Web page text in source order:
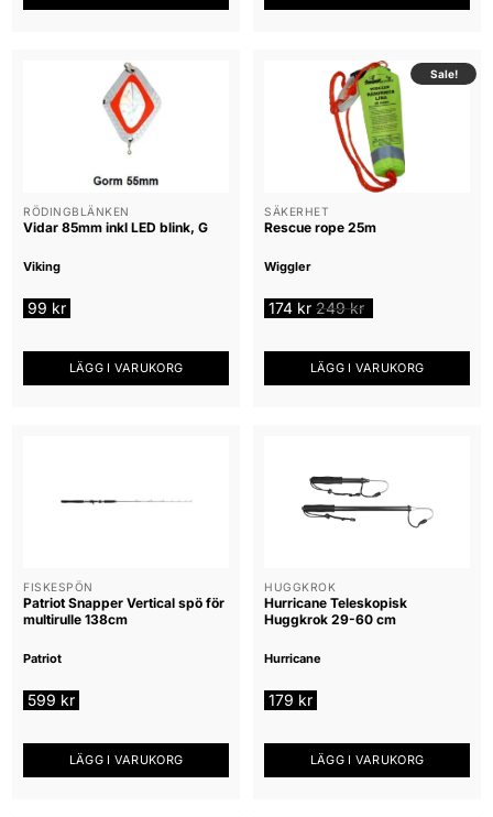
RÖDINGBLÄNKEN
Vidar 85mm inkl LED blink, G
Viking
99 kr
LÄGG I VARUKORG
Sale!
SÄKERHET
Rescue rope 25m
Wiggler
174 kr 249kr
LÄGG I VARUKORG
FISKESPÖN
Patriot Snapper Vertical spö för
multirulle 138cm
Patriot
599 kr
LÄGG I VARUKORG
HUGGKROK
Hurricane Teleskopisk
Huggkrok 29-60 cm
Hurricane
179 kr
LÄGG I VARUKORG